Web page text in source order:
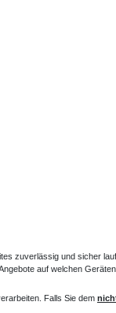
zuverlässig und sicher
auf welchen Geräten
Falls Sie dem